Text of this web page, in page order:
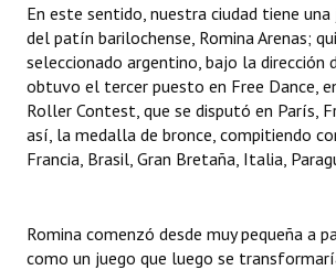
Ejecución Presupuestaria
Actas de Audiencias Públicas
NORMATIVA
Comunicaciones
Resoluciones
En este sentido, nuestra ciudad tiene
del patín barilochense, Romina Arenas;
seleccionado argentino, bajo la dirección
obtuvo el tercer puesto en Free Dance,
Roller Contest, que se disputó en París,
así, la medalla de bronce, compitiendo
Francia, Brasil, Gran Bretaña, Italia,
Romina comenzó desde muy pequeña a
como un juego que luego se